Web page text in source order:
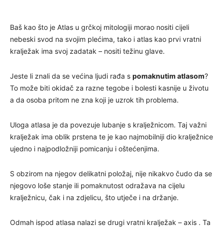
Baš kao što je Atlas u grčkoj mitologiji morao nositi cijeli
nebeski svod na svojim plećima, tako i atlas kao prvi vratni
kralježak ima svoj zadatak – nositi težinu glave.
Jeste li znali da se većina ljudi rađa s pomaknutim atlasom?
To može biti okidač za razne tegobe i bolesti kasnije u životu
a da osoba pritom ne zna koji je uzrok tih problema.
Uloga atlasa je da povezuje lubanje s kralježnicom. Taj važni
kralježak ima oblik prstena te je kao najmobilniji dio kralježnice
ujedno i najpodložniji pomicanju i oštećenjima.
S obzirom na njegov delikatni položaj, nije nikakvo čudo da se
njegovo loše stanje ili pomaknutost odražava na cijelu
kralježnicu, čak i na zdjelicu, što utječe i na držanje.
Odmah ispod atlasa nalazi se drugi vratni kralježak – axis . Ta